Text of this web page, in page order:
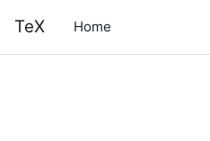
TeX Home